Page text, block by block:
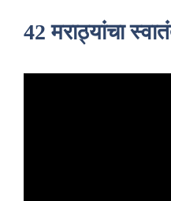
42 मराठ्यांचा